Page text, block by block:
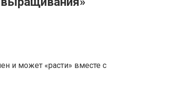
и может «расти» вместе с